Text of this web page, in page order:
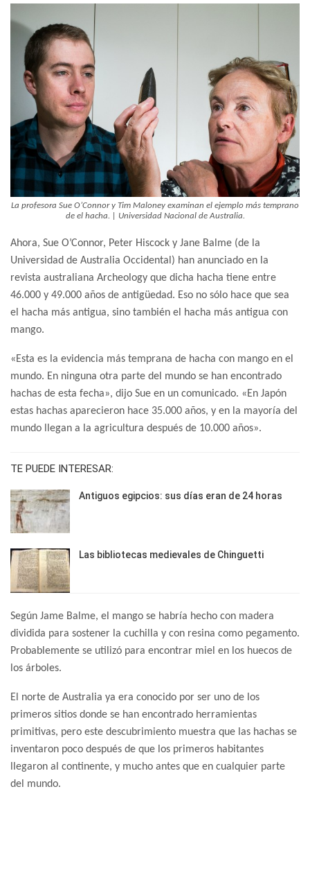
La profesora Sue O’Connor y Tim Maloney examinan el ejemplo más temprano
de el hacha. | Universidad Nacional de Australia.
Ahora, Sue O’Connor, Peter Hiscock y Jane Balme (de la
Universidad de Australia Occidental) han anunciado en la
revista australiana Archeology que dicha hacha tiene entre
46.000 y 49.000 años de antigüedad. Eso no sólo hace que sea
el hacha más antigua, sino también el hacha más antigua con
mango.
«Esta es la evidencia más temprana de hacha con mango en el
mundo. En ninguna otra parte del mundo se han encontrado
hachas de esta fecha», dijo Sue en un comunicado. «En Japón
estas hachas aparecieron hace 35.000 años, y en la mayoría del
mundo llegan a la agricultura después de 10.000 años».
TE PUEDE INTERESAR:
Antiguos egipcios: sus días eran de 24 horas
Las bibliotecas medievales de Chinguetti
Según Jame Balme, el mango se habría hecho con madera
dividida para sostener la cuchilla y con resina como pegamento.
Probablemente se utilizó para encontrar miel en los huecos de
los árboles.
El norte de Australia ya era conocido por ser uno de los
primeros sitios donde se han encontrado herramientas
primitivas, pero este descubrimiento muestra que las hachas se
inventaron poco después de que los primeros habitantes
llegaron al continente, y mucho antes que en cualquier parte
del mundo.